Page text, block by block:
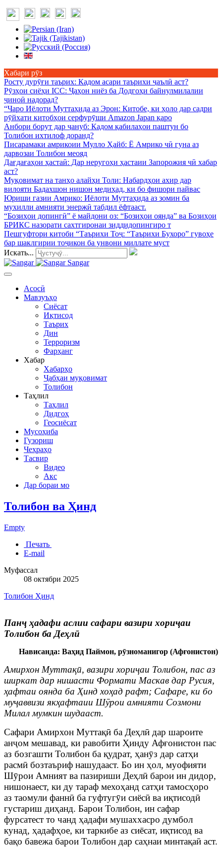
Хабари рӯз
Росту дурӯғи таърих: Кадом асари таърихи ҷаълӣ аст?
Рӯзҳои сиёҳи ICC: Ҷаҳон ниёз ба Додгоҳи байнулмилалии
ҷиноӣ надорад?
“Чаро Иёлоти Муттаҳида аз Эрон: Китобе, ки ҳоло дар садри
рӯйхати китобҳои серфурӯши Amazon Japan қаро
Анбори борут дар ҷануб: Кадом қабилаҳои паштун бо
Толибон ихтилоф доранд?
Писарамаки амрикоии Мулло Ҳайб: Ё Амрико чӣ гуна аз
дарвозаи Толибон меояд
Дағдағаҳои ҳастаӣ: Дар неругоҳи ҳастаии Запорожия чӣ хабар
аст?
Муқовимат на танҳо алайҳи Толи: Набардҳои ахир дар
вилояти Бадахшон нишон медиҳад, ки бо фишори пайвас
Юриши газии Амрико: Иёлоти Муттаҳида аз зомин ба
мухилли амнияти энержӣ табдил ёфтааст.
“Бозиҳои допингӣ” ё майдони оз: “Бозиҳои оянда” ва Бозиҳои
БРИКС назорати сахтгиронаи зиддидопингиро т
Пешгуфтори китоби “Таърихи Тоҷ: “Таърихи Бухоро” гувоҳе
бар шаклгирии тоҷикон ба унвони миллате муст
Искать...
Sangar
Асосӣ
Мавзуъҳо
Сиёсат
Иқтисод
Таърих
Дин
Терроризм
Фарҳанг
Хабар
Хабарҳо
Ҷабҳаи муқовимат
Толибон
Таҳлил
Таҳлил
Дидгоҳ
Геосиёсат
Мусоҳиба
Гузориш
Чеҳраҳо
Тасвир
Видео
Акс
Дар бораи мо
Толибон ва Ҳинд
Empty
Печать
E-mail
Муфассал
08 октябри 2025
Толибон Ҳинд
Панҷ ҳадафи аслии сафари вазири хориҷаи
Толибон ба Деҳлӣ
Нависанда: Ваҳид Паймон, рӯзноманигор (Афғонистон)
Амирхон Муттақӣ, вазири хориҷаи Толибон, пас аз
ширкат дар нишасти Формати Маскав дар Русия,
ҳафтаи оянда ба Ҳинд хоҳад рафт; Сафаре, ки бо
муҷаввизи якҳафтаии Шӯрои амнияти Созмони
Милал мумкин шудааст.
Сафари Амирхон Муттақӣ ба Деҳлӣ дар шароите
анҷом мешавад, ки равобити Ҳинду Афғонистон пас
аз бозгашти Толибон ба қудрат, ҳанӯз дар сатҳи
расмӣ бозтаъриф нашудааст. Бо ин ҳол, муофияти
Шӯрои Амният ва пазириши Деҳлӣ барои ин дидор,
нишонаест, ки ду тараф мехоҳанд сатҳи тамосҳоро
аз таомули фаннӣ ба гуфтугӯи сиёсӣ ва иқтисодӣ
густариш диҳанд. Барои Толибон, ин сафар
фурсатест то чанд ҳадафи мушаххасро думбол
кунад, ҳадафҳое, ки таркибе аз сиёсат, иқтисод ва
бақо бавежа барои Толибон дар саҳнаи минтақаӣ аст.